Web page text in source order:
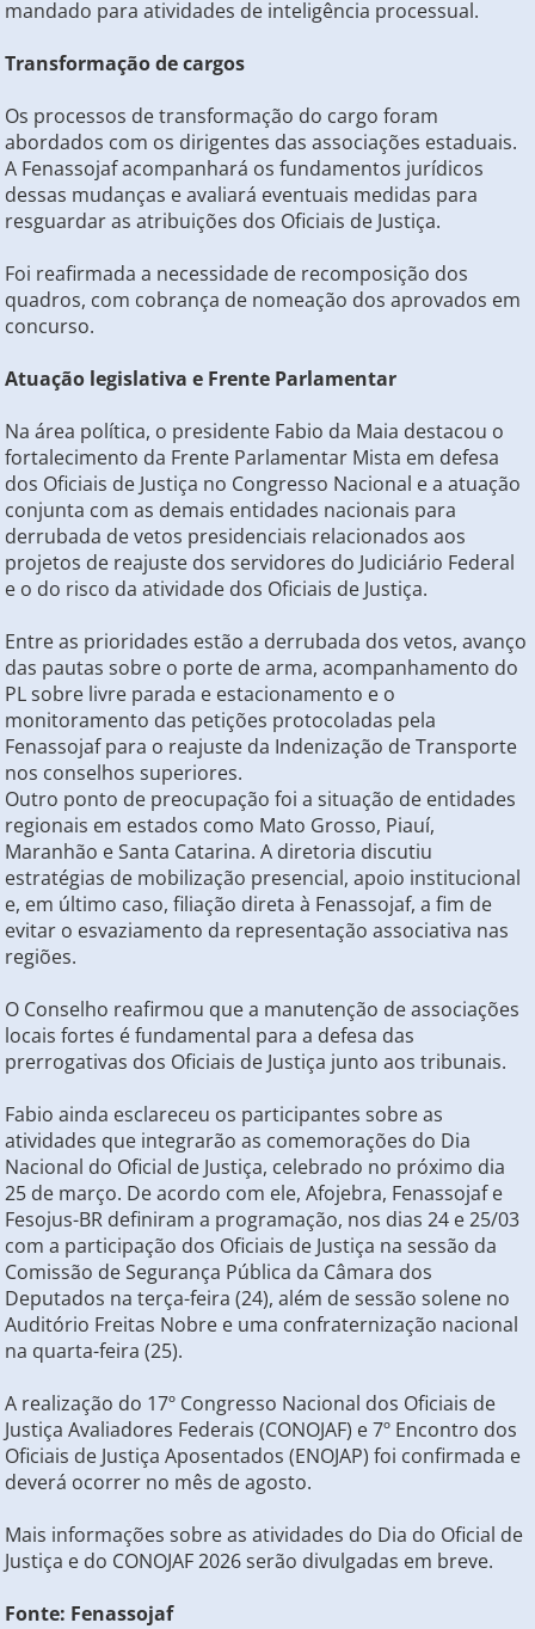
mandado para atividades de inteligência processual.
Transformação de cargos
Os processos de transformação do cargo foram
abordados com os dirigentes das associações estaduais.
A Fenassojaf acompanhará os fundamentos jurídicos
dessas mudanças e avaliará eventuais medidas para
resguardar as atribuições dos Oficiais de Justiça.
Foi reafirmada a necessidade de recomposição dos
quadros, com cobrança de nomeação dos aprovados em
concurso.
Atuação legislativa e Frente Parlamentar
Na área política, o presidente Fabio da Maia destacou o
fortalecimento da Frente Parlamentar Mista em defesa
dos Oficiais de Justiça no Congresso Nacional e a atuação
conjunta com as demais entidades nacionais para
derrubada de vetos presidenciais relacionados aos
projetos de reajuste dos servidores do Judiciário Federal
e o do risco da atividade dos Oficiais de Justiça.
Entre as prioridades estão a derrubada dos vetos, avanço
das pautas sobre o porte de arma, acompanhamento do
PL sobre livre parada e estacionamento e o
monitoramento das petições protocoladas pela
Fenassojaf para o reajuste da Indenização de Transporte
nos conselhos superiores.
Outro ponto de preocupação foi a situação de entidades
regionais em estados como Mato Grosso, Piauí,
Maranhão e Santa Catarina. A diretoria discutiu
estratégias de mobilização presencial, apoio institucional
e, em último caso, filiação direta à Fenassojaf, a fim de
evitar o esvaziamento da representação associativa nas
regiões.
O Conselho reafirmou que a manutenção de associações
locais fortes é fundamental para a defesa das
prerrogativas dos Oficiais de Justiça junto aos tribunais.
Fabio ainda esclareceu os participantes sobre as
atividades que integrarão as comemorações do Dia
Nacional do Oficial de Justiça, celebrado no próximo dia
25 de março. De acordo com ele, Afojebra, Fenassojaf e
Fesojus-BR definiram a programação, nos dias 24 e 25/03
com a participação dos Oficiais de Justiça na sessão da
Comissão de Segurança Pública da Câmara dos
Deputados na terça-feira (24), além de sessão solene no
Auditório Freitas Nobre e uma confraternização nacional
na quarta-feira (25).
A realização do 17º Congresso Nacional dos Oficiais de
Justiça Avaliadores Federais (CONOJAF) e 7º Encontro dos
Oficiais de Justiça Aposentados (ENOJAP) foi confirmada e
deverá ocorrer no mês de agosto.
Mais informações sobre as atividades do Dia do Oficial de
Justiça e do CONOJAF 2026 serão divulgadas em breve.
Fonte: Fenassojaf